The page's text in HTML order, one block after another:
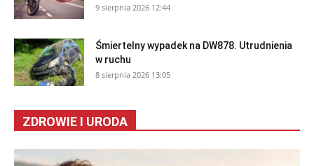
9 sierpnia 2026 12:44
Śmiertelny wypadek na DW878. Utrudnienia
w ruchu
8 sierpnia 2026 13:05
ZDROWIE I URODA